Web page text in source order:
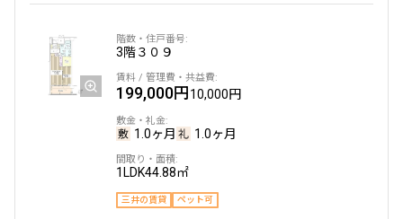
3階３０９
199,000円10,000円
1.0ヶ月 1.0ヶ月
1LDK44.88㎡
三井の賃貸 ペット可